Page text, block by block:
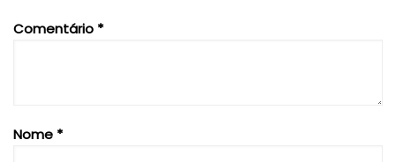
Comentário *
Nome *